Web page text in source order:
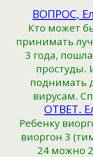
ВОПРОС,
Кто может
принимать
3 года,
простуды.
поднимать
вирусам.
ОТВЕТ.
Ребенку
виоргон 3
24 можно